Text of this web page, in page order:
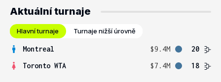
Aktuální turnaje
Hlavní turnaje Turnaje nižší úrovně
Montreal $9.4M
20
Toronto WTA
$7.4M 18